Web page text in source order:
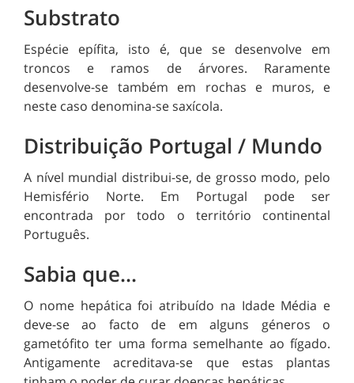
Substrato
Espécie epífita, isto é, que se desenvolve em
troncos e ramos de árvores. Raramente
desenvolve-se também em rochas e muros, e
neste caso denomina-se saxícola.
Distribuição Portugal / Mundo
A nível mundial distribui-se, de grosso modo, pelo
Hemisfério Norte. Em Portugal pode ser
encontrada por todo o território continental
Português.
Sabia que...
O nome hepática foi atribuído na Idade Média e
deve-se ao facto de em alguns géneros o
gametófito ter uma forma semelhante ao fígado.
Antigamente acreditava-se que estas plantas